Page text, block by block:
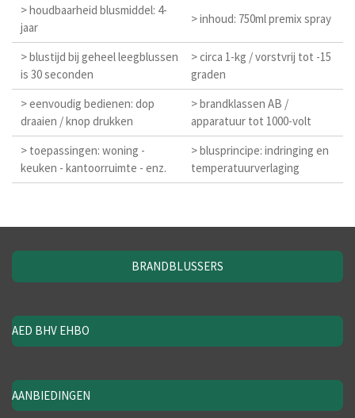
> houdbaarheid blusmiddel: 4-
jaar
> inhoud: 750ml premix spray
> blustijd bij geheel leegblussen
is 30 seconden
> circa 1-kg / vorstvrij tot -15
graden
> eenvoudig bedienen: dop
draaien / knop drukken
> brandklassen AB /
apparatuur tot 1000-volt
> toepassingen: woning -
keuken - kantoorruimte - enz.
> blusprincipe: indringing en
temperatuurverlaging
BRANDBLUSSERS
AED BHV EHBO
AANBIEDINGEN